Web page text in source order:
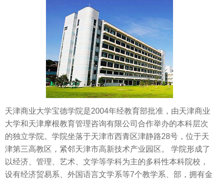
天津商业大学宝德学院是2004年经教育部批准，由天津商业
大学和天津摩根教育管理咨询有限公司合作举办的本科层次
的独立学院。学院坐落于天津市西青区津静路28号，位于天
津第三高教区，紧邻天津市高新技术产业园区。 学院形成了
以经济、管理、艺术、文学等学科为主的多科性本科院校，
设有经济贸易系、外国语言文学系等7个教学系、部，拥有金